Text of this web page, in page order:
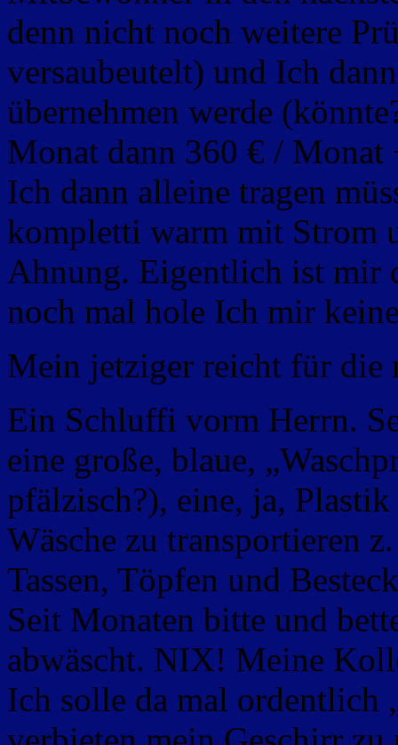
denn nicht noch weitere
versaubeutelt) und Ich
übernehmen werde
Monat dann 360 € / Monat
Ich dann alleine tragen
kompletti warm mit Strom
Ahnung. Eigentlich ist mir
noch mal hole Ich mir
Mein jetziger reicht für die
Ein Schluffi vorm Herrn.
eine große, blaue,
pfälzisch?), eine, ja,
Wäsche zu transportieren
Tassen, Töpfen und
Seit Monaten bitte und
abwäscht. NIX! Meine
Ich solle da mal ordentlich